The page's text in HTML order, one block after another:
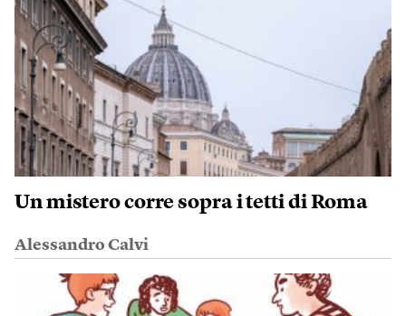
Un mistero corre sopra i tetti di Roma
Alessandro Calvi